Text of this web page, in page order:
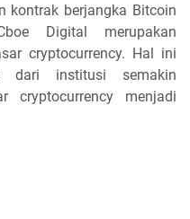
kontrak berjangka Bitcoin
Digital merupakan
cryptocurrency. Hal ini
dari institusi semakin
cryptocurrency menjadi